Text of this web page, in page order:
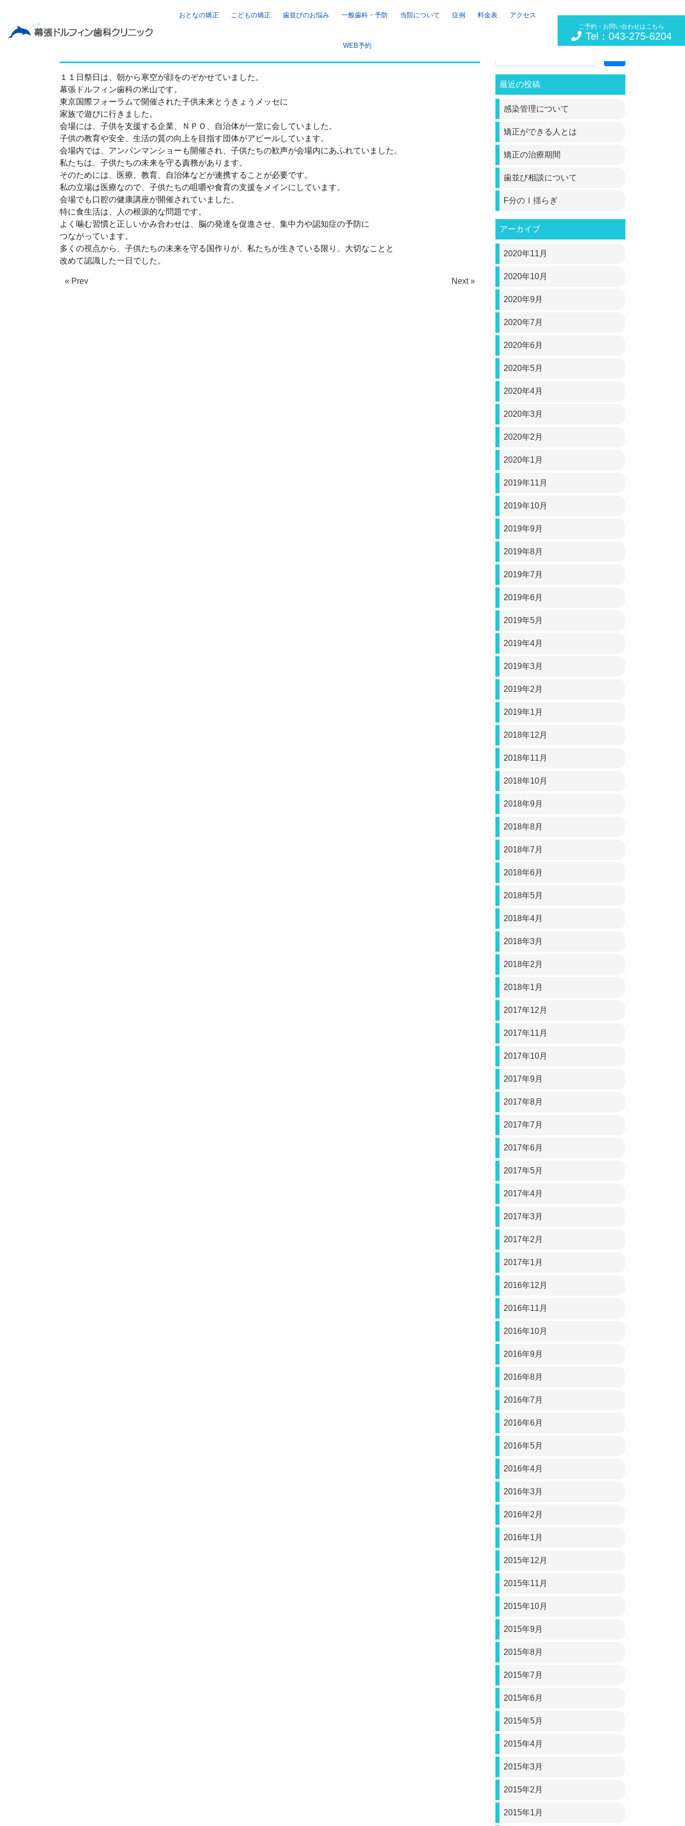
おとなの矯正 こどもの矯正 歯並びのお悩み 一般歯科・予防 当院について 症例 料金表 アクセス
WEB予約
ご予約・お問い合わせはこちら
Tel：043-275-6204
１１日祭日は、朝から寒空が顔をのぞかせていました。
幕張ドルフィン歯科の米山です。
東京国際フォーラムで開催された子供未来とうきょうメッセに
家族で遊びに行きました。
会場には、子供を支援する企業、ＮＰＯ、自治体が一堂に会していました。
子供の教育や安全、生活の質の向上を目指す団体がアピールしています。
会場内では、アンパンマンショーも開催され、子供たちの歓声が会場内にあふれていました。
私たちは、子供たちの未来を守る責務があります。
そのためには、医療、教育、自治体などが連携することが必要です。
私の立場は医療なので、子供たちの咀嚼や食育の支援をメインにしています。
会場でも口腔の健康講座が開催されていました。
特に食生活は、人の根源的な問題です。
よく噛む習慣と正しいかみ合わせは、脳の発達を促進させ、集中力や認知症の予防に
つながっています。
多くの視点から、子供たちの未来を守る国作りが、私たちが生きている限り、大切なことと
改めて認識した一日でした。
« Prev Next »
最近の投稿
感染管理について
矯正ができる人とは
矯正の治療期間
歯並び相談について
F分のⅠ揺らぎ
アーカイブ
2020年11月
2020年10月
2020年9月
2020年7月
2020年6月
2020年5月
2020年4月
2020年3月
2020年2月
2020年1月
2019年11月
2019年10月
2019年9月
2019年8月
2019年7月
2019年6月
2019年5月
2019年4月
2019年3月
2019年2月
2019年1月
2018年12月
2018年11月
2018年10月
2018年9月
2018年8月
2018年7月
2018年6月
2018年5月
2018年4月
2018年3月
2018年2月
2018年1月
2017年12月
2017年11月
2017年10月
2017年9月
2017年8月
2017年7月
2017年6月
2017年5月
2017年4月
2017年3月
2017年2月
2017年1月
2016年12月
2016年11月
2016年10月
2016年9月
2016年8月
2016年7月
2016年6月
2016年5月
2016年4月
2016年3月
2016年2月
2016年1月
2015年12月
2015年11月
2015年10月
2015年9月
2015年8月
2015年7月
2015年6月
2015年5月
2015年4月
2015年3月
2015年2月
2015年1月